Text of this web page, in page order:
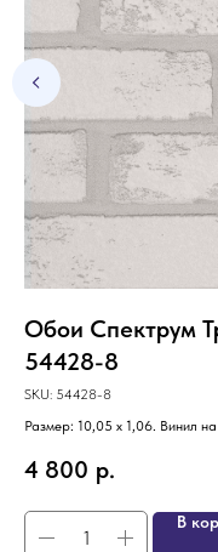
Обои Спектрум
54428-8
SKU: 54428-8
Размер: 10,05 х 1,06. Винил
4 800 р.
В